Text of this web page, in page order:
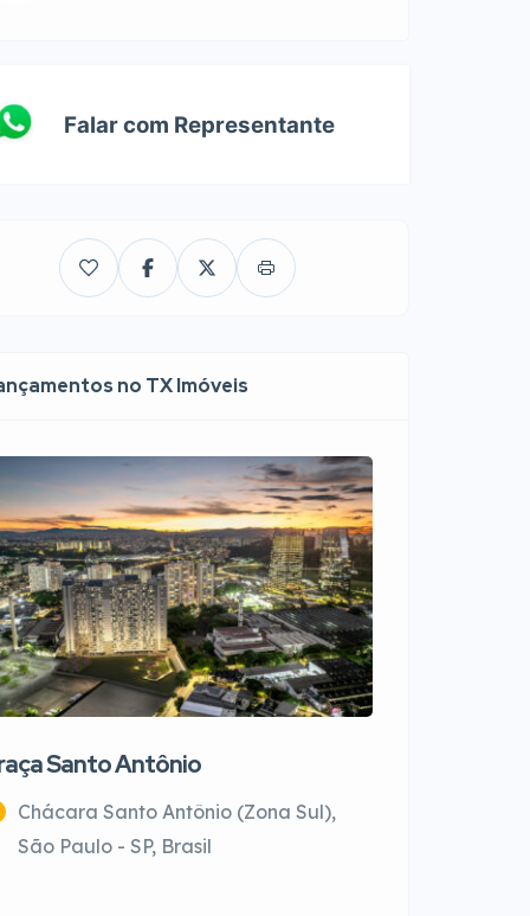
Falar com Representante
no TX Imóveis
Santo Antônio
Chácara Santo Antônio (Zona Sul),
São Paulo - SP, Brasil